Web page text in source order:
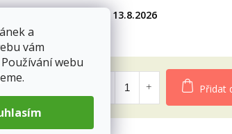
a
vám
webu
13.8.2026
od 59Kč
55 Kč
cena:
Přidat